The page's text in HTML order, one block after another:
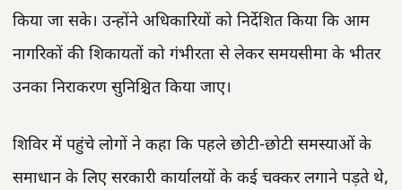
किया जा सके। उन्होंने अधिकारियों को निर्देशित किया कि आम
नागरिकों की शिकायतों को गंभीरता से लेकर समयसीमा के भीतर
उनका निराकरण सुनिश्चित किया जाए।
शिविर में पहुंचे लोगों ने कहा कि पहले छोटी-छोटी समस्याओं के
समाधान के लिए सरकारी कार्यालयों के कई चक्कर लगाने पड़ते थे,